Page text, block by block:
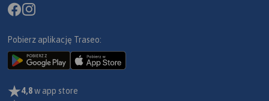
Pobierz aplikację Traseo:
4,8w app store